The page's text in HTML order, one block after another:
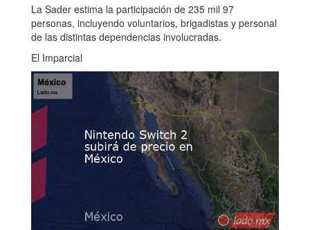
La Sader estima la participación de 235 mil 97
personas, incluyendo voluntarios, brigadistas y personal
de las distintas dependencias involucradas.
El Imparcial